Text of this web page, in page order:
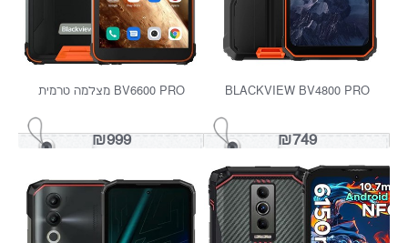
DOOGEE FIRE 3 ULTRA
AGM-M7 PTT רמקול מטורף!!
אפשרות לכש...